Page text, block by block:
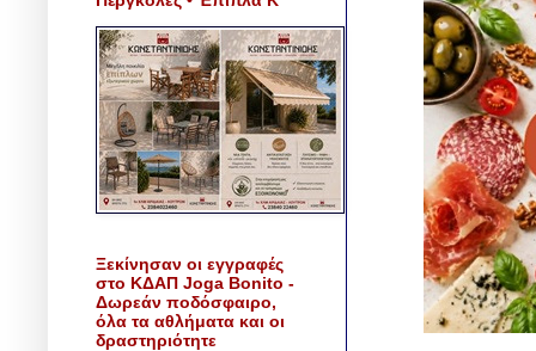
Ξεκίνησαν οι εγγραφές
στο ΚΔΑΠ Joga Bonito -
Δωρεάν ποδόσφαιρο,
όλα τα αθλήματα και οι
δραστηριότητε